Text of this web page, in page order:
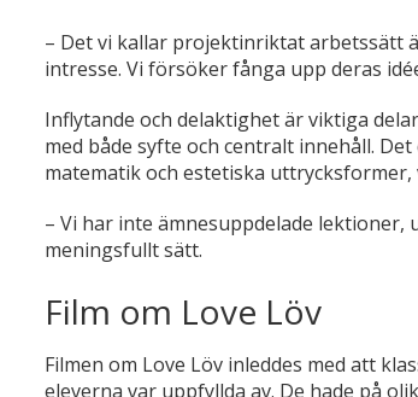
­– Det vi kallar projektinriktat arbetssätt
intresse. Vi försöker fånga upp deras
Inflytande och delaktighet är viktiga
med både syfte och centralt innehåll.
matematik och estetiska
– Vi har inte ämnesuppdelade
meningsfullt sätt.
Film om Love Löv
Filmen om Love Löv inleddes med att
eleverna var uppfyllda av. De hade på